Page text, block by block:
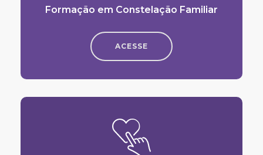
Formação em Constelação Familiar
ACESSE